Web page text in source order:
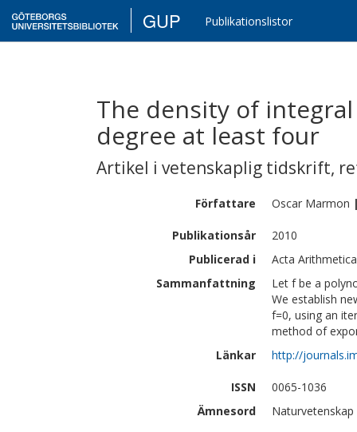
GUP Publikationslistor
The density of
degree at least four
Artikel i vetenskaplig tidskrift,
Författare Oscar Marmon
Publikationsår
2010
Publicerad i
Acta
Sammanfattning
Let f be a
We establish
f=0, using an
method of
Länkar
http://
ISSN
0065-1036
Ämnesord